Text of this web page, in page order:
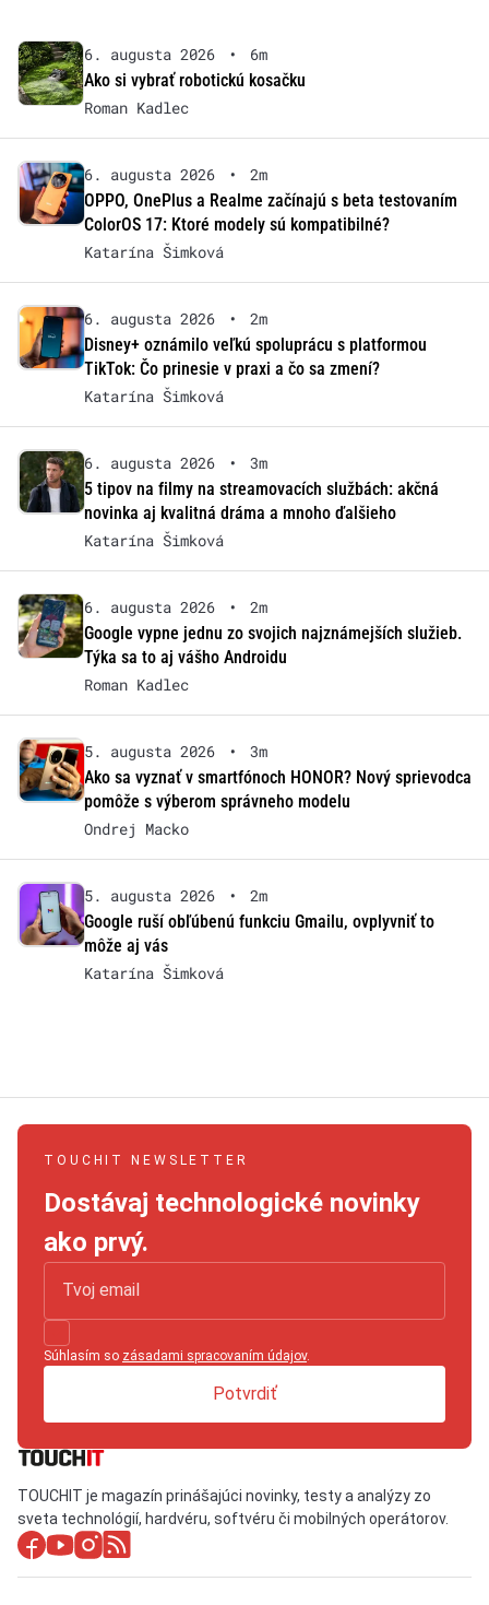
6. augusta 2026 •
6m
Ako si vybrať robotickú kosačku
Roman Kadlec
6. augusta 2026 •
2m
OPPO, OnePlus a Realme začínajú s beta testovaním
ColorOS 17: Ktoré modely sú kompatibilné?
Katarína Šimková
6. augusta 2026 •
2m
Disney+ oznámilo veľkú spoluprácu s platformou
TikTok: Čo prinesie v praxi a čo sa zmení?
Katarína Šimková
6. augusta 2026 •
3m
5 tipov na filmy na streamovacích službách: akčná
novinka aj kvalitná dráma a mnoho ďalšieho
Katarína Šimková
6. augusta 2026 •
2m
Google vypne jednu zo svojich najznámejších služieb.
Týka sa to aj vášho Androidu
Roman Kadlec
5. augusta 2026 •
3m
Ako sa vyznať v smartfónoch HONOR? Nový sprievodca
pomôže s výberom správneho modelu
Ondrej Macko
5. augusta 2026 •
2m
Google ruší obľúbenú funkciu Gmailu, ovplyvniť to
môže aj vás
Katarína Šimková
TOUCHIT NEWSLETTER
Dostávaj technologické novinky
ako prvý.
Súhlasím so zásadami spracovaním údajov.
Potvrdiť
TOUCHIT je magazín prinášajúci novinky, testy a analýzy zo
sveta technológií, hardvéru, softvéru či mobilných operátorov.